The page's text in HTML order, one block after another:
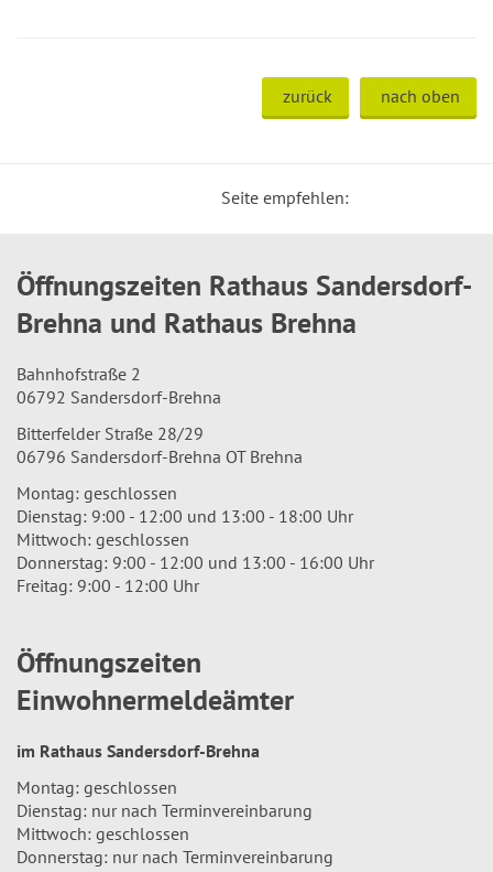
zurück nach oben
Seite empfehlen:
Öffnungszeiten Rathaus Sandersdorf-
Brehna und Rathaus Brehna
Bahnhofstraße 2
06792 Sandersdorf-Brehna
Bitterfelder Straße 28/29
06796 Sandersdorf-Brehna OT Brehna
Montag: geschlossen
Dienstag: 9:00 - 12:00 und 13:00 - 18:00 Uhr
Mittwoch: geschlossen
Donnerstag: 9:00 - 12:00 und 13:00 - 16:00 Uhr
Freitag: 9:00 - 12:00 Uhr
Öffnungszeiten
Einwohnermeldeämter
im Rathaus Sandersdorf-Brehna
Montag: geschlossen
Dienstag: nur nach Terminvereinbarung
Mittwoch: geschlossen
Donnerstag: nur nach Terminvereinbarung